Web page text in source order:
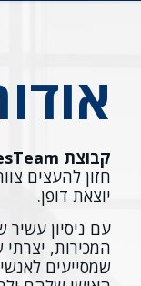
קבוצת SalesTeam
חזון להעצים
יוצאת דופן.
המכירות, יצרתי
שמסייעים